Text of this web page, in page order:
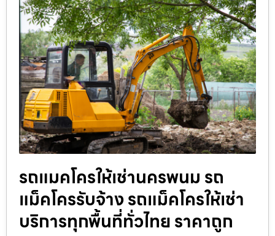
รถแมคโครให้เช่านครพนม รถ
แม็คโครรับจ้าง รถแม็คโครให้เช่า
บริการทุกพื้นที่ทั่วไทย ราคาถูก